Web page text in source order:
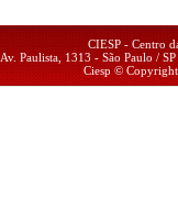
CIESP - Centro
Av. Paulista, 1313 - São Paulo /
Ciesp ©